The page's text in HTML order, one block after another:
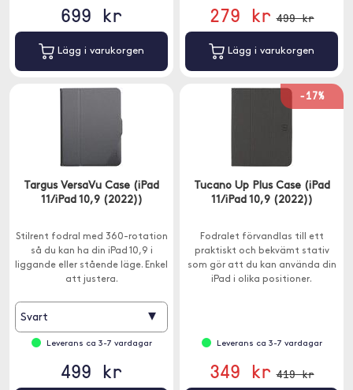
699 kr
Lägg i varukorgen
279 kr 499 kr
Lägg i varukorgen
Targus VersaVu Case (iPad
11/iPad 10,9 (2022))
Stilrent fodral med 360-rotation
så du kan ha din iPad 10,9 i
liggande eller stående läge. Enkel
att justera.
Svart ▾
Leverans ca 3-7 vardagar
499 kr
-17%
Tucano Up Plus Case (iPad
11/iPad 10,9 (2022))
Fodralet förvandlas till ett
praktiskt och bekvämt stativ
som gör att du kan använda din
iPad i olika positioner.
Leverans ca 3-7 vardagar
349 kr 419 kr